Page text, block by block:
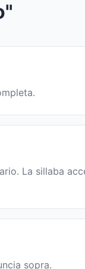
La sillaba
sopra.